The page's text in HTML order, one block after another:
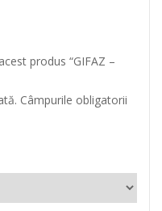
produs “GIFAZ –
Câmpurile obligatorii